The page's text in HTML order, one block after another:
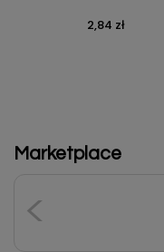
Cena
2,84 zł
Marketplace